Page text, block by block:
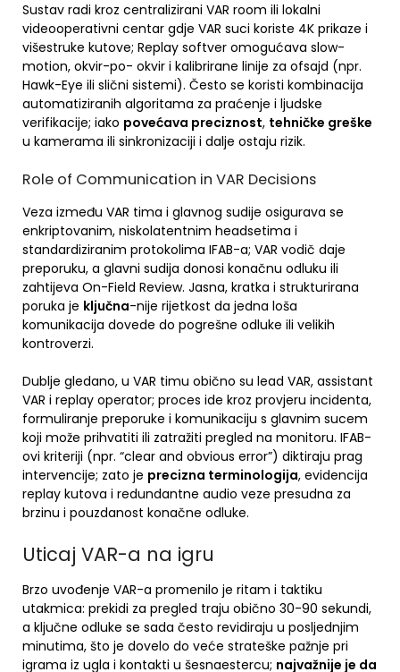
Sustav radi kroz centralizirani VAR room ili lokalni
videooperativni centar gdje VAR suci koriste 4K prikaze i
višestruke kutove; Replay softver omogućava slow-
motion, okvir-po- okvir i kalibrirane linije za ofsajd (npr.
Hawk-Eye ili slični sistemi). Često se koristi kombinacija
automatiziranih algoritama za praćenje i ljudske
verifikacije; iako povećava preciznost, tehničke greške
u kamerama ili sinkronizaciji i dalje ostaju rizik.
Role of Communication in VAR Decisions
Veza između VAR tima i glavnog sudije osigurava se
enkriptovanim, niskolatentnim headsetima i
standardiziranim protokolima IFAB-a; VAR vodič daje
preporuku, a glavni sudija donosi konačnu odluku ili
zahtijeva On-Field Review. Jasna, kratka i strukturirana
poruka je ključna-nije rijetkost da jedna loša
komunikacija dovede do pogrešne odluke ili velikih
kontroverzi.
Dublje gledano, u VAR timu obično su lead VAR, assistant
VAR i replay operator; proces ide kroz provjeru incidenta,
formuliranje preporuke i komunikaciju s glavnim sucem
koji može prihvatiti ili zatražiti pregled na monitoru. IFAB-
ovi kriteriji (npr. “clear and obvious error”) diktiraju prag
intervencije; zato je precizna terminologija, evidencija
replay kutova i redundantne audio veze presudna za
brzinu i pouzdanost konačne odluke.
Uticaj VAR-a na igru
Brzo uvođenje VAR-a promenilo je ritam i taktiku
utakmica: prekidi za pregled traju obično 30-90 sekundi,
a ključne odluke se sada često revidiraju u posljednjim
minutima, što je dovelo do veće strateške pažnje pri
igrama iz ugla i kontakti u šesnaestercu; najvažnije je da